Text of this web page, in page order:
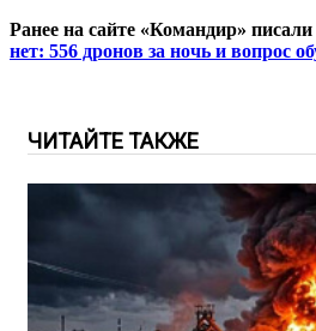
Ранее на сайте «Командир» писали
нет: 556 дронов за ночь и вопрос
ЧИТАЙТЕ ТАКЖЕ